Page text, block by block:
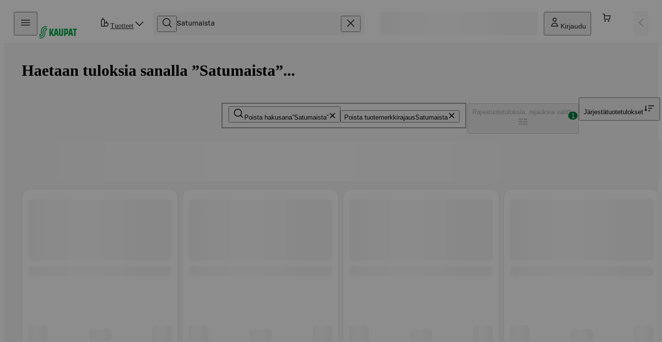
Hyppää sisältöön
Tuotteet Kirjaudu
Haetaan tuloksia sanalla ”Satumaista”...
Poista hakusana Satumaista Poista tuotemerkkirajausSatumaista
Rajaatuotetuloksia, rajauksia valittu
1
Järjestätuotetulokset